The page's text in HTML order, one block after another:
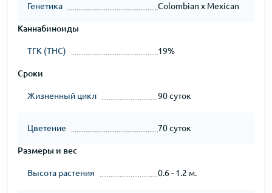
Генетика Colombian x Mexican
Каннабиноиды
ТГК (THC) 19%
Сроки
Жизненный цикл 90 суток
Цветение 70 суток
Размеры и вес
Высота растения 0.6 - 1.2 м.